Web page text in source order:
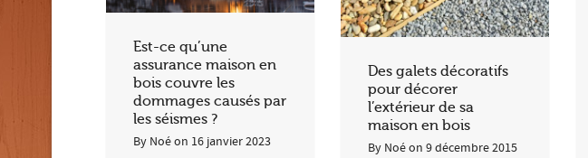
Est-ce qu’une
assurance maison en
bois couvre les
dommages causés par
les séismes ?
By Noéon 16 janvier 2023
Des galets décoratifs
pour décorer
l’extérieur de sa
maison en bois
By Noéon 9 décembre 2015